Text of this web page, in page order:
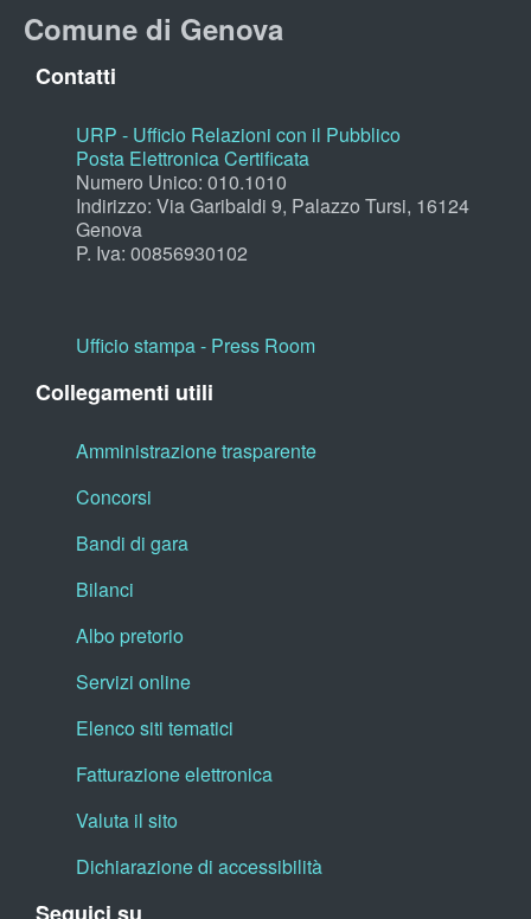
Comune di Genova
Contatti
URP - Ufficio Relazioni con il Pubblico
Posta Elettronica Certificata
Numero Unico: 010.1010
Indirizzo: Via Garibaldi 9, Palazzo Tursi, 16124
Genova
P. Iva: 00856930102
Ufficio stampa - Press Room
Collegamenti utili
Amministrazione trasparente
Concorsi
Bandi di gara
Bilanci
Albo pretorio
Servizi online
Elenco siti tematici
Fatturazione elettronica
Valuta il sito
Dichiarazione di accessibilità